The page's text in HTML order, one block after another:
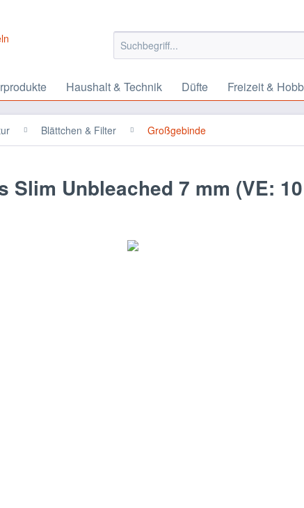
Haushalt & Technik Düfte Freizeit &
Blättchen & Filter Großgebinde
Slim Unbleached 7 mm (VE: